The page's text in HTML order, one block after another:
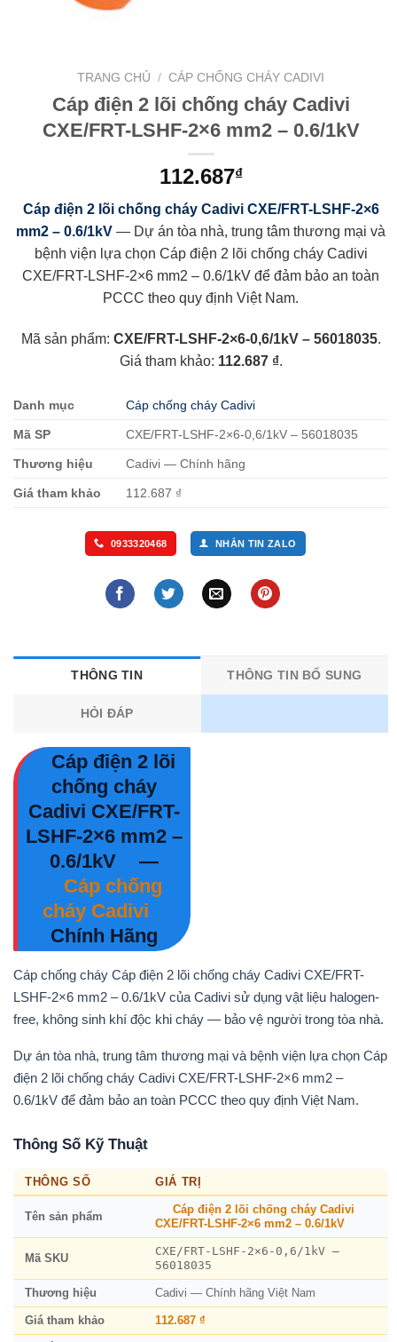
TRANG CHỦ / CÁP CHỐNG CHÁY CADIVI
Cáp điện 2 lõi chống cháy Cadivi
CXE/FRT-LSHF-2×6 mm2 – 0.6/1kV
112.687₫
Cáp điện 2 lõi chống cháy Cadivi CXE/FRT-LSHF-2×6
mm2 – 0.6/1kV — Dự án tòa nhà, trung tâm thương mại và
bệnh viện lựa chọn Cáp điện 2 lõi chống cháy Cadivi
CXE/FRT-LSHF-2×6 mm2 – 0.6/1kV để đảm bảo an toàn
PCCC theo quy định Việt Nam.
Mã sản phẩm: CXE/FRT-LSHF-2×6-0,6/1kV – 56018035.
Giá tham khảo: 112.687 ₫.
Danh mục Cáp chống cháy Cadivi
Mã SP CXE/FRT-LSHF-2×6-0,6/1kV – 56018035
Thương hiệu Cadivi — Chính hãng
Giá tham khảo 112.687 ₫
0933320468 NHẮN TIN ZALO
THÔNG TIN THÔNG TIN BỔ SUNG
HỎI ĐÁP
Cáp điện 2 lõi
chống cháy
Cadivi CXE/FRT-
LSHF-2×6 mm2 –
0.6/1kV
—
Cáp chống
cháy Cadivi
Chính Hãng
Cáp chống cháy Cáp điện 2 lõi chống cháy Cadivi CXE/FRT-
LSHF-2×6 mm2 – 0.6/1kV của Cadivi sử dụng vật liệu halogen-
free, không sinh khí độc khi cháy — bảo vệ người trong tòa nhà.
Dự án tòa nhà, trung tâm thương mại và bệnh viện lựa chọn Cáp
điện 2 lõi chống cháy Cadivi CXE/FRT-LSHF-2×6 mm2 –
0.6/1kV để đảm bảo an toàn PCCC theo quy định Việt Nam.
Thông Số Kỹ Thuật
THÔNG SỐ GIÁ TRỊ
Tên sản phẩm
Cáp điện 2 lõi chống cháy Cadivi
CXE/FRT-LSHF-2×6 mm2 – 0.6/1kV
Mã SKU
CXE/FRT-LSHF-2×6-0,6/1kV –
56018035
Thương hiệu Cadivi — Chính hãng Việt Nam
Giá tham khảo 112.687 ₫